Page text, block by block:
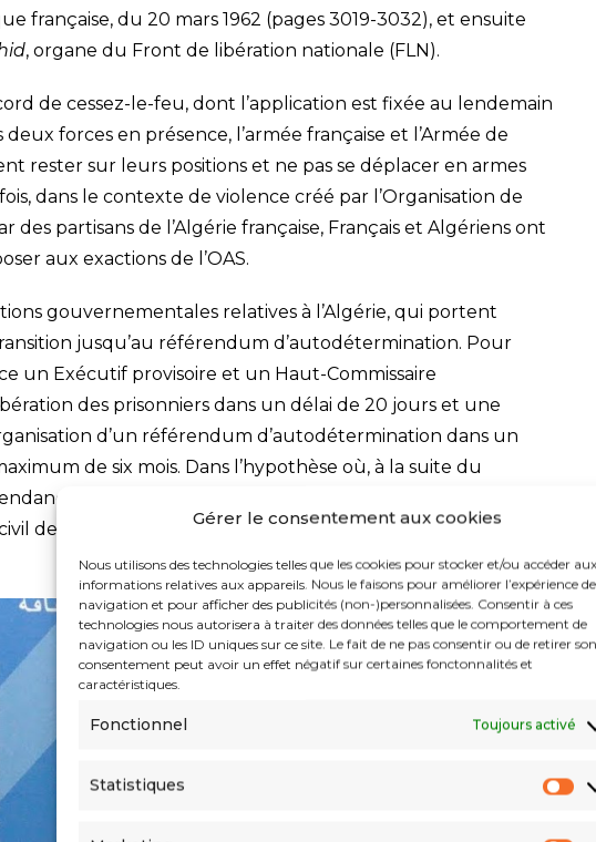
Gérer le consentement aux cookies
Nous utilisons des technologies telles que les cookies pour stocker et/ou accéder aux
informations relatives aux appareils. Nous le faisons pour améliorer l’expérience de
navigation et pour afficher des publicités (non-)personnalisées. Consentir à ces
technologies nous autorisera à traiter des données telles que le comportement de
navigation ou les ID uniques sur ce site. Le fait de ne pas consentir ou de retirer son
consentement peut avoir un effet négatif sur certaines fonctonnalités et
caractéristiques.
Fonctionnel Toujours activé
Statistiques
française, du 20 mars 1962 (pages 3019-3032), et ensuite
, organe du Front de libération nationale (FLN).
de cessez-le-feu, dont l’application est fixée au lendemain
forces en présence, l’armée française et l’Armée de
rester sur leurs positions et ne pas se déplacer en armes
dans le contexte de violence créé par l’Organisation de
des partisans de l’Algérie française, Français et Algériens ont
aux exactions de l’OAS.
gouvernementales relatives à l’Algérie, qui portent
jusqu’au référendum d’autodétermination. Pour
un Exécutif provisoire et un Haut-Commissaire
des prisonniers dans un délai de 20 jours et une
d’un référendum d’autodétermination dans un
de six mois. Dans l’hypothèse où, à la suite du
serait retenue : des garanties prévues pour les
de droit français ; la programmation du retrait des forces